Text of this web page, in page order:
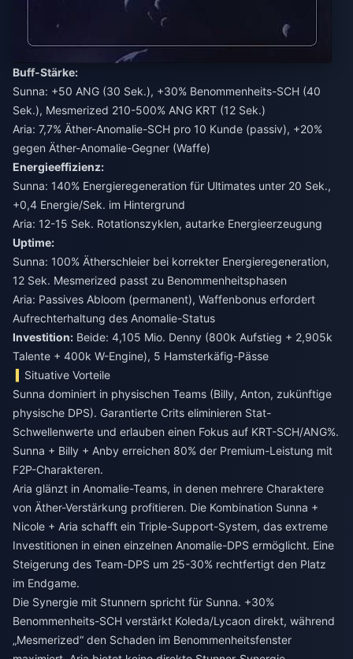
Buff-Stärke:
Sunna: +50 ANG (30 Sek.), +30% Benommenheits-SCH (40
Sek.), Mesmerized 210-500% ANG KRT (12 Sek.)
Aria: 7,7% Äther-Anomalie-SCH pro 10 Kunde (passiv), +20%
gegen Äther-Anomalie-Gegner (Waffe)
Energieeffizienz:
Sunna: 140% Energieregeneration für Ultimates unter 20 Sek.,
+0,4 Energie/Sek. im Hintergrund
Aria: 12-15 Sek. Rotationszyklen, autarke Energieerzeugung
Uptime:
Sunna: 100% Ätherschleier bei korrekter Energieregeneration,
12 Sek. Mesmerized passt zu Benommenheitsphasen
Aria: Passives Abloom (permanent), Waffenbonus erfordert
Aufrechterhaltung des Anomalie-Status
Investition: Beide: 4,105 Mio. Denny (800k Aufstieg + 2,905k
Talente + 400k W-Engine), 5 Hamsterkäfig-Pässe
Situative Vorteile
Sunna dominiert in physischen Teams (Billy, Anton, zukünftige
physische DPS). Garantierte Crits eliminieren Stat-
Schwellenwerte und erlauben einen Fokus auf KRT-SCH/ANG%.
Sunna + Billy + Anby erreichen 80% der Premium-Leistung mit
F2P-Charakteren.
Aria glänzt in Anomalie-Teams, in denen mehrere Charaktere
von Äther-Verstärkung profitieren. Die Kombination Sunna +
Nicole + Aria schafft ein Triple-Support-System, das extreme
Investitionen in einen einzelnen Anomalie-DPS ermöglicht. Eine
Steigerung des Team-DPS um 25-30% rechtfertigt den Platz
im Endgame.
Die Synergie mit Stunnern spricht für Sunna. +30%
Benommenheits-SCH verstärkt Koleda/Lycaon direkt, während
„Mesmerized“ den Schaden im Benommenheitsfenster